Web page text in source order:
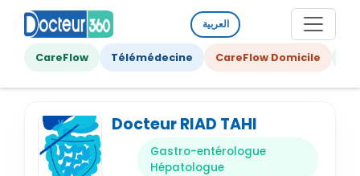
العربية
CareFlow Télémédecine CareFlow Domicile
Docteur RIAD TAHI
Gastro-entérologue
Hépatologue